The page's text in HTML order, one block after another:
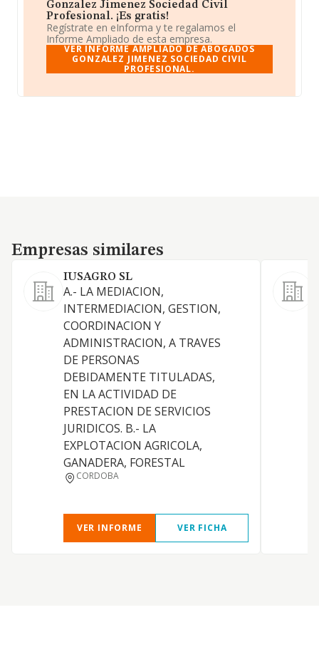
Gonzalez Jimenez Sociedad Civil
Profesional. ¡Es gratis!
Regístrate en eInforma y te regalamos el
Informe Ampliado de esta empresa.
VER INFORME AMPLIADO DE ABOGADOS
GONZALEZ JIMENEZ SOCIEDAD CIVIL
PROFESIONAL.
Empresas similares
Empresas similares
IUSAGRO SL
A.- LA MEDIACION,
INTERMEDIACION, GESTION,
COORDINACION Y
ADMINISTRACION, A TRAVES
DE PERSONAS
DEBIDAMENTE TITULADAS,
EN LA ACTIVIDAD DE
PRESTACION DE SERVICIOS
JURIDICOS. B.- LA
EXPLOTACION AGRICOLA,
GANADERA, FORESTAL
CORDOBA
VER INFORME VER FICHA